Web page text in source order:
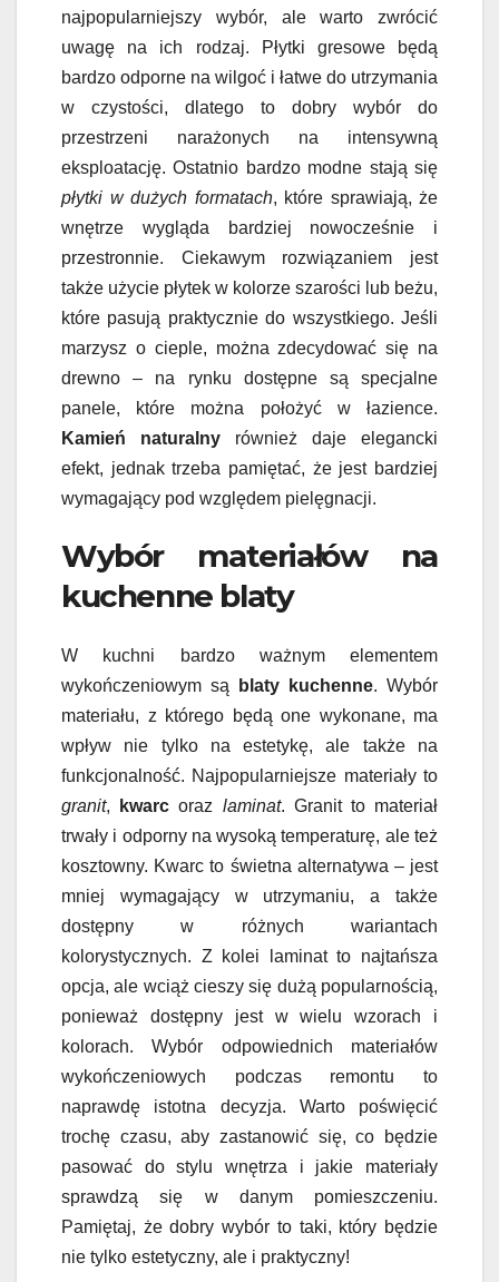
najpopularniejszy wybór, ale warto zwrócić
uwagę na ich rodzaj. Płytki gresowe będą
bardzo odporne na wilgoć i łatwe do utrzymania
w czystości, dlatego to dobry wybór do
przestrzeni narażonych na intensywną
eksploatację. Ostatnio bardzo modne stają się
płytki w dużych formatach, które sprawiają, że
wnętrze wygląda bardziej nowocześnie i
przestronnie. Ciekawym rozwiązaniem jest
także użycie płytek w kolorze szarości lub beżu,
które pasują praktycznie do wszystkiego. Jeśli
marzysz o cieple, można zdecydować się na
drewno – na rynku dostępne są specjalne
panele, które można położyć w łazience.
Kamień naturalny również daje elegancki
efekt, jednak trzeba pamiętać, że jest bardziej
wymagający pod względem pielęgnacji.
Wybór materiałów na
kuchenne blaty
W kuchni bardzo ważnym elementem
wykończeniowym są
blaty kuchenne. Wybór
materiału, z którego będą one wykonane, ma
wpływ nie tylko na estetykę, ale także na
funkcjonalność. Najpopularniejsze materiały to
granit, kwarc oraz laminat. Granit to materiał
trwały i odporny na wysoką temperaturę, ale też
kosztowny. Kwarc to świetna alternatywa – jest
mniej wymagający w utrzymaniu, a także
dostępny w różnych wariantach
kolorystycznych. Z kolei laminat to najtańsza
opcja, ale wciąż cieszy się dużą popularnością,
ponieważ dostępny jest w wielu wzorach i
kolorach. Wybór odpowiednich materiałów
wykończeniowych podczas remontu to
naprawdę istotna decyzja. Warto poświęcić
trochę czasu, aby zastanowić się, co będzie
pasować do stylu wnętrza i jakie materiały
sprawdzą się w danym pomieszczeniu.
Pamiętaj, że dobry wybór to taki, który będzie
nie tylko estetyczny, ale i praktyczny!